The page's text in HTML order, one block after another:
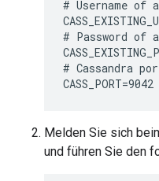
# Username
# Password of
# Cassandra
Melden Sie sich
und führen Sie den